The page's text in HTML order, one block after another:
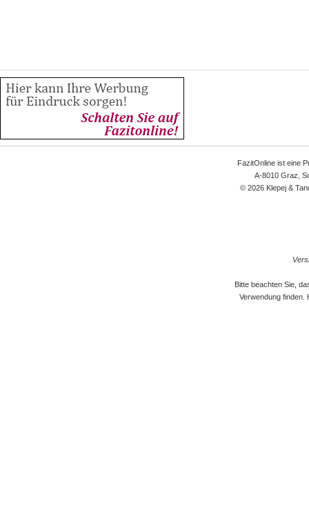
FazitOnline ist eine
A-8010 Graz,
© 2026 Klepej &
Bitte beachten Sie,
Verwendung finden.